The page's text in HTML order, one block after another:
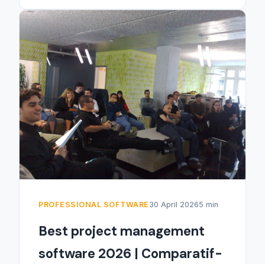
PROFESSIONAL SOFTWARE 30 April 20265 min
Best project management
software 2026 | Comparatif-